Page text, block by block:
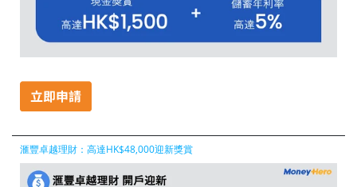
滙豐卓越理財：高達HK$48,000迎新獎賞